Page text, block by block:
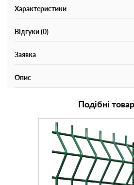
Характеристики
Відгуки (0)
Заявка
Опис
Подібні